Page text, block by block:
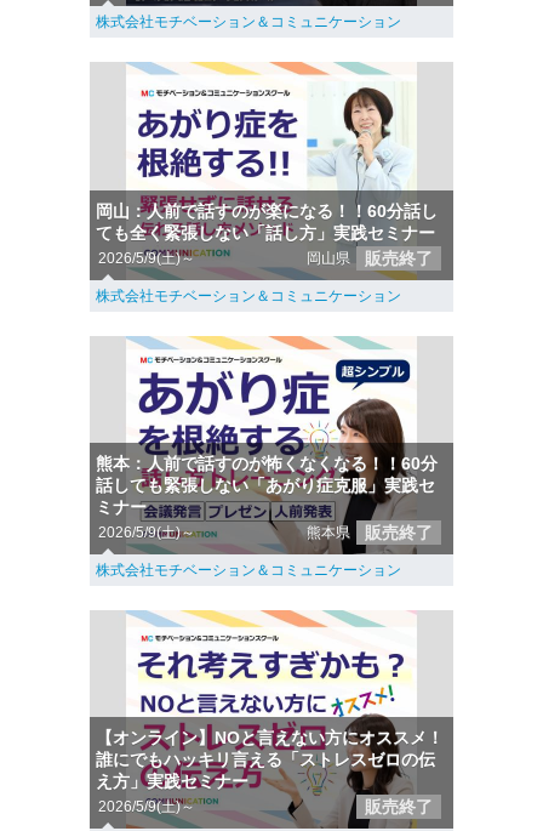
株式会社モチベーション＆コミュニケーション
岡山：人前で話すのが楽になる！！60分話し
ても全く緊張しない「話し方」実践セミナー
2026/5/9(土)～ 岡山県 販売終了
株式会社モチベーション＆コミュニケーション
熊本：人前で話すのが怖くなくなる！！60分
話しても緊張しない「あがり症克服」実践セ
ミナー
2026/5/9(土)～ 熊本県 販売終了
株式会社モチベーション＆コミュニケーション
【オンライン】NOと言えない方にオススメ！
誰にでもハッキリ言える「ストレスゼロの伝
え方」実践セミナー
2026/5/9(土)～ 販売終了